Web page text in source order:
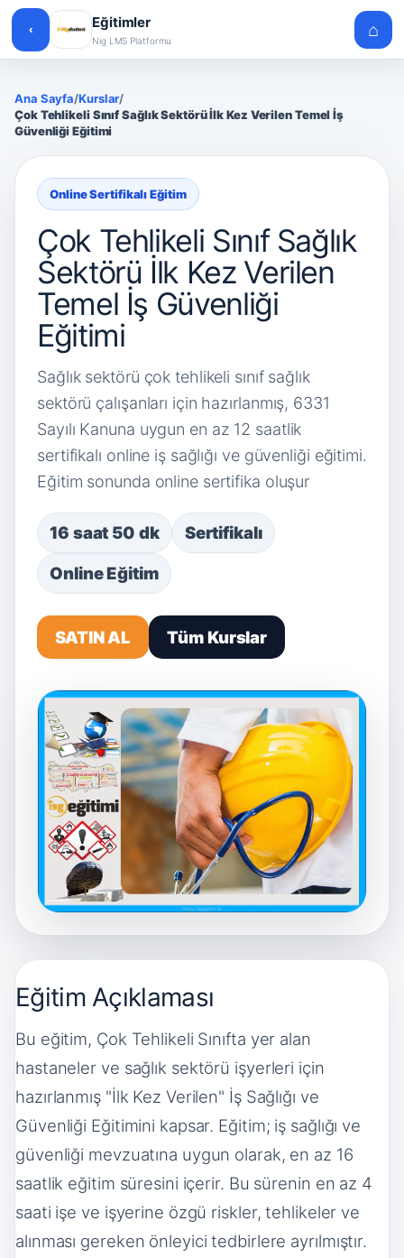
Ana Sayfa/Kurslar/
Çok Tehlikeli Sınıf Sağlık Sektörü İlk Kez Verilen Temel İş
Güvenliği Eğitimi
Online Sertifikalı Eğitim
Çok Tehlikeli Sınıf Sağlık
Sektörü İlk Kez Verilen
Temel İş Güvenliği
Eğitimi
Sağlık sektörü çok tehlikeli sınıf sağlık
sektörü çalışanları için hazırlanmış, 6331
Sayılı Kanuna uygun en az 12 saatlik
sertifikalı online iş sağlığı ve güvenliği eğitimi.
Eğitim sonunda online sertifika oluşur
16 saat 50 dk Sertifikalı
Online Eğitim
SATIN AL Tüm Kurslar
Eğitim Açıklaması
Bu eğitim, Çok Tehlikeli Sınıfta yer alan
hastaneler ve sağlık sektörü işyerleri için
hazırlanmış "İlk Kez Verilen" İş Sağlığı ve
Güvenliği Eğitimini kapsar. Eğitim; iş sağlığı ve
güvenliği mevzuatına uygun olarak, en az 16
saatlik eğitim süresini içerir. Bu sürenin en az 4
saati işe ve işyerine özgü riskler, tehlikeler ve
alınması gereken önleyici tedbirlere ayrılmıştır.
‹ Eğitimler
Nig LMS Platformu ⌂